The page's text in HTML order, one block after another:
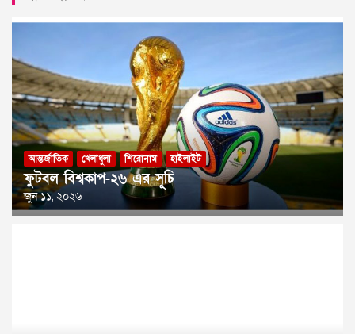
আন্তর্জাতিক খেলাধুলা শিরোনাম হাইলাইট
ফুটবল বিশ্বকাপ-২৬ এর সূচি
জুন ১১, ২০২৬